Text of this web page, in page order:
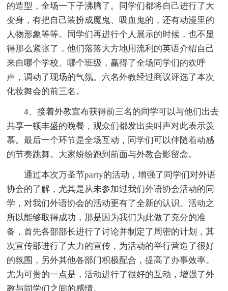
的造型，全场一下子沸腾了。同学们都将自己进行了大
变身，有把自己装扮成魔鬼、吸血鬼的，还有动漫里的
人物形象等等。同学们再进行个人展示的时候，也不显
得那么紧张了，他们落落大方地用流利的英语介绍自己
来自哪个学校、哪个班级，赢得了全场同学们的欢呼
声，调动了现场的气氛。六名外教经过商议评选了本次
化妆舞会的前三名。
4、接着外教宣布获得前三名的同学可以与他们出去
共享一顿丰盛的晚餐，观众们都发出尖叫声对此表示羡
慕。最后一个环节是全场互动，同学们可以伴随着动感
的节奏跳舞。大家纷纷跑到前面与外教合影留念。
通过本次万圣节party的活动，增强了同学们对外语
协会的了解，尤其是从未参加过我们外语协会活动的同
学，对我们外语协会的活动更有了全新的认识。活动之
所以能够取得成功，那是因为我们为此做了充分的准
备，首先各部部长进行了讨论并制定了周密的计划，其
次宣传部进行了大力的宣传，为活动的举行营造了很好
的氛围，另外其他各部门积极配合，提高了办事效率。
尤为可贵的一点是，活动进行了很好的互动，增强了外
教与同学们之间的感情。